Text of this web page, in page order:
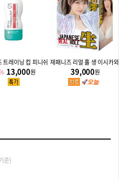
품
트레이닝 컵 피니쉬 트레이닝 (3단계 1+1)
13,000원
재패니즈 리얼 홀 생 이시카와
39,000원
준)